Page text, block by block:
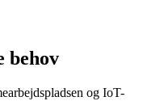
behov
og IoT-